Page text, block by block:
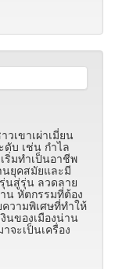
เขาเผ่าเมี่ยน
ดับ เช่น กำไล
ริ่มทำเป็นอาชีพ
นยุคสมัยและมี
นสู่รุ่น ลวดลาย
น หัตกรรมที่ต้อง
วามพิเศษที่ทำให้
นของเมืองน่าน
จะเป็นเครื่อง